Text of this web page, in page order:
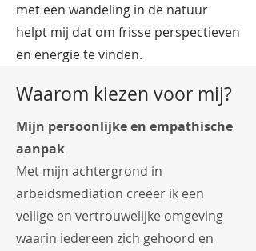
met een wandeling in de natuur
helpt mij dat om frisse perspectieven
en energie te vinden.
Waarom kiezen voor mij?
Mijn persoonlijke en empathische
aanpak
Met mijn achtergrond in
arbeidsmediation creëer ik een
veilige en vertrouwelijke omgeving
waarin iedereen zich gehoord en